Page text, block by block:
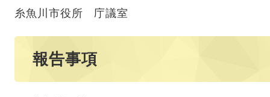
糸魚川市役所 庁議室
報告事項